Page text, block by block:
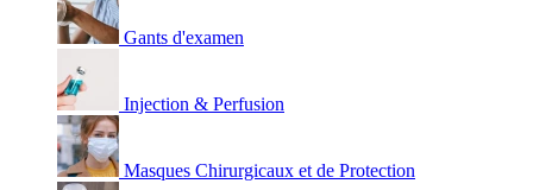
Gants d'examen
Injection & Perfusion
Masques Chirurgicaux et de Protection